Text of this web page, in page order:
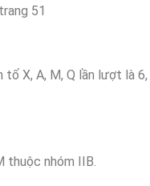
51
X, A, M, Q lần lượt là 6,
nhóm IIB.